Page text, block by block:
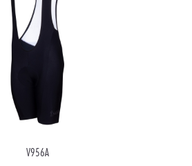
V956A